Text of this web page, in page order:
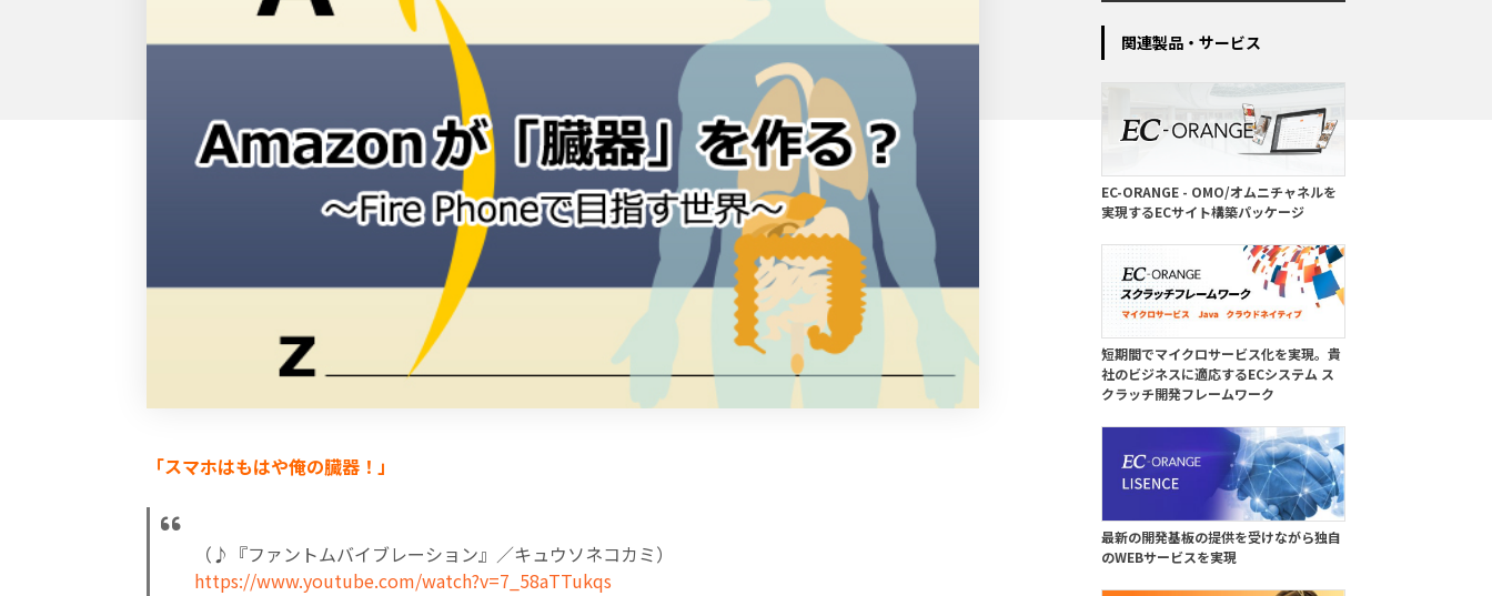
「スマホはもはや俺の臓器！」
（♪『ファントムバイブレーション』／キュウソネコカミ）
https://www.youtube.com/watch?v=7_58aTTukqs
関連製品・サービス
EC-ORANGE - OMO/オムニチャネルを
実現するECサイト構築パッケージ
短期間でマイクロサービス化を実現。貴
社のビジネスに適応するECシステム ス
クラッチ開発フレームワーク
最新の開発基板の提供を受けながら独自
のWEBサービスを実現